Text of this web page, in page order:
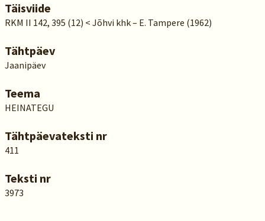
Täisviide
RKM II 142, 395 (12) < Jõhvi khk – E. Tampere (1962)
Tähtpäev
Jaanipäev
Teema
HEINATEGU
Tähtpäevateksti nr
411
Teksti nr
3973